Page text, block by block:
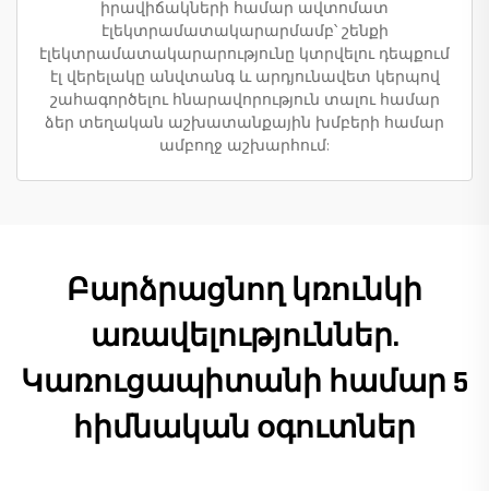
իրավիճակների համար ավտոմատ
էլեկտրամատակարարմամբ՝ շենքի
էլեկտրամատակարարությունը կտրվելու դեպքում
էլ վերելակը անվտանգ և արդյունավետ կերպով
շահագործելու հնարավորություն տալու համար
ձեր տեղական աշխատանքային խմբերի համար
ամբողջ աշխարհում:
Բարձրացնող կռունկի
առավելություններ.
Կառուցապիտանի համար 5
հիմնական օգուտներ